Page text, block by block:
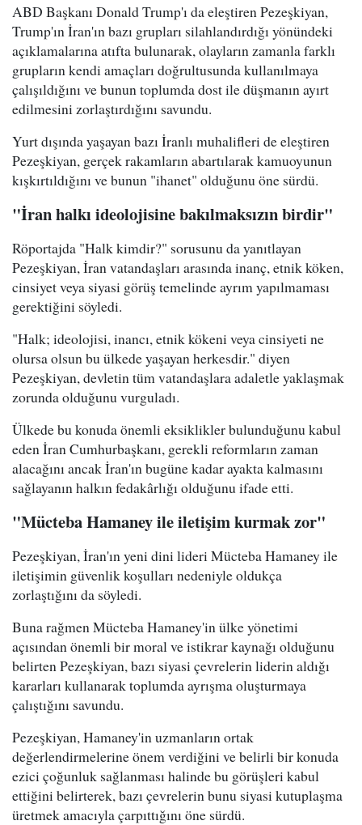
ABD Başkanı Donald Trump'ı da eleştiren Pezeşkiyan,
Trump'ın İran'ın bazı grupları silahlandırdığı yönündeki
açıklamalarına atıfta bulunarak, olayların zamanla farklı
grupların kendi amaçları doğrultusunda kullanılmaya
çalışıldığını ve bunun toplumda dost ile düşmanın ayırt
edilmesini zorlaştırdığını savundu.
Yurt dışında yaşayan bazı İranlı muhalifleri de eleştiren
Pezeşkiyan, gerçek rakamların abartılarak kamuoyunun
kışkırtıldığını ve bunun "ihanet" olduğunu öne sürdü.
"İran halkı ideolojisine bakılmaksızın birdir"
Röportajda "Halk kimdir?" sorusunu da yanıtlayan
Pezeşkiyan, İran vatandaşları arasında inanç, etnik köken,
cinsiyet veya siyasi görüş temelinde ayrım yapılmaması
gerektiğini söyledi.
"Halk; ideolojisi, inancı, etnik kökeni veya cinsiyeti ne
olursa olsun bu ülkede yaşayan herkesdir." diyen
Pezeşkiyan, devletin tüm vatandaşlara adaletle yaklaşmak
zorunda olduğunu vurguladı.
Ülkede bu konuda önemli eksiklikler bulunduğunu kabul
eden İran Cumhurbaşkanı, gerekli reformların zaman
alacağını ancak İran'ın bugüne kadar ayakta kalmasını
sağlayanın halkın fedakârlığı olduğunu ifade etti.
"Mücteba Hamaney ile iletişim kurmak zor"
Pezeşkiyan, İran'ın yeni dini lideri Mücteba Hamaney ile
iletişimin güvenlik koşulları nedeniyle oldukça
zorlaştığını da söyledi.
Buna rağmen Mücteba Hamaney'in ülke yönetimi
açısından önemli bir moral ve istikrar kaynağı olduğunu
belirten Pezeşkiyan, bazı siyasi çevrelerin liderin aldığı
kararları kullanarak toplumda ayrışma oluşturmaya
çalıştığını savundu.
Pezeşkiyan, Hamaney'in uzmanların ortak
değerlendirmelerine önem verdiğini ve belirli bir konuda
ezici çoğunluk sağlanması halinde bu görüşleri kabul
ettiğini belirterek, bazı çevrelerin bunu siyasi kutuplaşma
üretmek amacıyla çarpıttığını öne sürdü.